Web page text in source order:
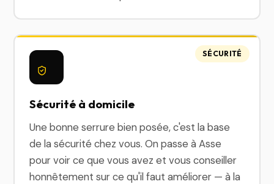
Sécurité à domicile
Une bonne serrure bien posée, c'est la base
de la sécurité chez vous. On passe à Asse
pour voir ce que vous avez et vous conseiller
honnêtement sur ce qu'il faut améliorer — à la
SÉCURITÉ